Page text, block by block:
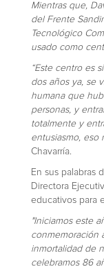
Mientras que,
del Frente
Tecnológico
usado como
“Este centro es
dos años ya, se
humana que
personas, y
totalmente y
entusiasmo, eso
Chavarría.
En sus palabras
Directora
educativos para
"Iniciamos este
conmemoración
inmortalidad de
celebramos 86